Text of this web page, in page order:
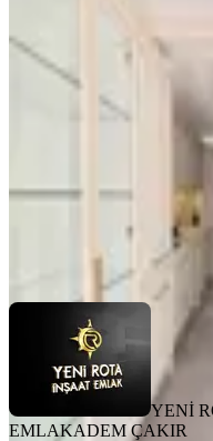
205
YENİ ROTA İNŞAAT
YENİ
EMLAKADEM ÇAKIR